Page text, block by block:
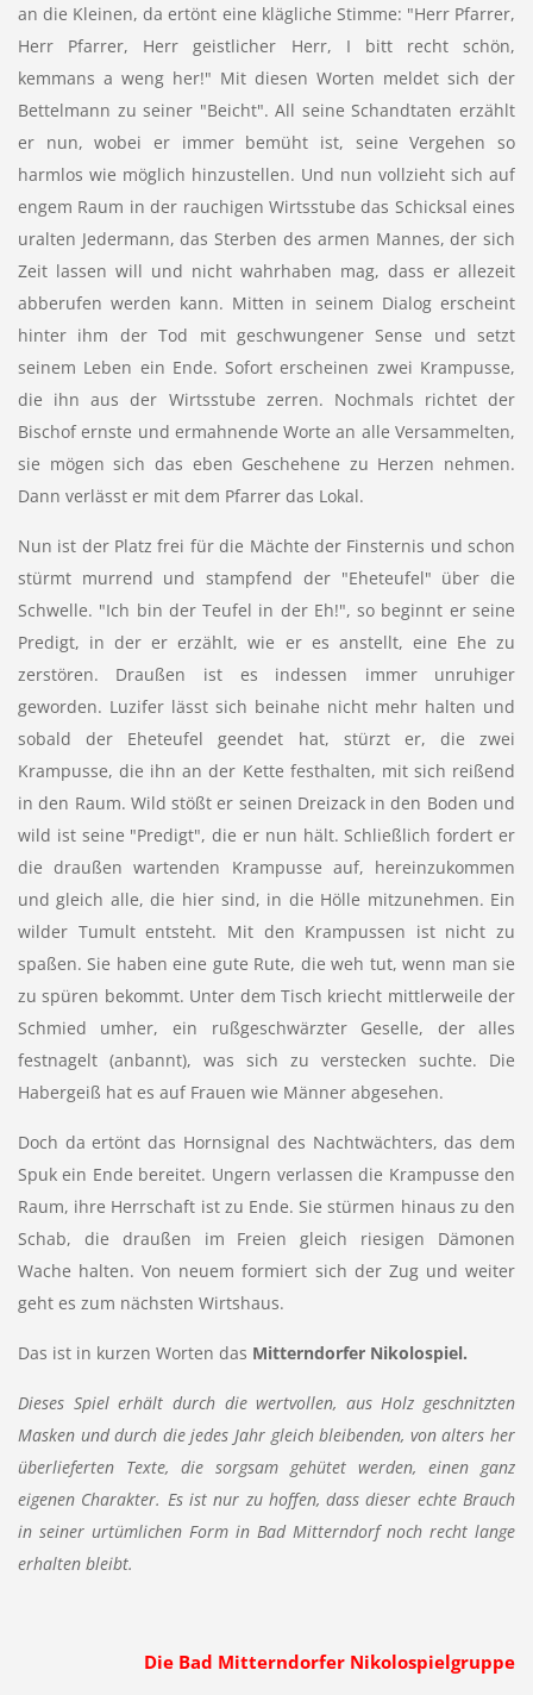
an die Kleinen, da ertönt eine klägliche Stimme: "Herr Pfarrer,
Herr Pfarrer, Herr geistlicher Herr, I bitt recht schön,
kemmans a weng her!" Mit diesen Worten meldet sich der
Bettelmann zu seiner "Beicht". All seine Schandtaten erzählt
er nun, wobei er immer bemüht ist, seine Vergehen so
harmlos wie möglich hinzustellen. Und nun vollzieht sich auf
engem Raum in der rauchigen Wirtsstube das Schicksal eines
uralten Jedermann, das Sterben des armen Mannes, der sich
Zeit lassen will und nicht wahrhaben mag, dass er allezeit
abberufen werden kann. Mitten in seinem Dialog erscheint
hinter ihm der Tod mit geschwungener Sense und setzt
seinem Leben ein Ende. Sofort erscheinen zwei Krampusse,
die ihn aus der Wirtsstube zerren. Nochmals richtet der
Bischof ernste und ermahnende Worte an alle Versammelten,
sie mögen sich das eben Geschehene zu Herzen nehmen.
Dann verlässt er mit dem Pfarrer das Lokal.
Nun ist der Platz frei für die Mächte der Finsternis und schon
stürmt murrend und stampfend der "Eheteufel" über die
Schwelle. "Ich bin der Teufel in der Eh!", so beginnt er seine
Predigt, in der er erzählt, wie er es anstellt, eine Ehe zu
zerstören. Draußen ist es indessen immer unruhiger
geworden. Luzifer lässt sich beinahe nicht mehr halten und
sobald der Eheteufel geendet hat, stürzt er, die zwei
Krampusse, die ihn an der Kette festhalten, mit sich reißend
in den Raum. Wild stößt er seinen Dreizack in den Boden und
wild ist seine "Predigt", die er nun hält. Schließlich fordert er
die draußen wartenden Krampusse auf, hereinzukommen
und gleich alle, die hier sind, in die Hölle mitzunehmen. Ein
wilder Tumult entsteht. Mit den Krampussen ist nicht zu
spaßen. Sie haben eine gute Rute, die weh tut, wenn man sie
zu spüren bekommt. Unter dem Tisch kriecht mittlerweile der
Schmied umher, ein rußgeschwärzter Geselle, der alles
festnagelt (anbannt), was sich zu verstecken suchte. Die
Habergeiß hat es auf Frauen wie Männer abgesehen.
Doch da ertönt das Hornsignal des Nachtwächters, das dem
Spuk ein Ende bereitet. Ungern verlassen die Krampusse den
Raum, ihre Herrschaft ist zu Ende. Sie stürmen hinaus zu den
Schab, die draußen im Freien gleich riesigen Dämonen
Wache halten. Von neuem formiert sich der Zug und weiter
geht es zum nächsten Wirtshaus.
Das ist in kurzen Worten das Mitterndorfer Nikolospiel.
Dieses Spiel erhält durch die wertvollen, aus Holz geschnitzten
Masken und durch die jedes Jahr gleich bleibenden, von alters her
überlieferten Texte, die sorgsam gehütet werden, einen ganz
eigenen Charakter. Es ist nur zu hoffen, dass dieser echte Brauch
in seiner urtümlichen Form in Bad Mitterndorf noch recht lange
erhalten bleibt.
Die Bad Mitterndorfer Nikolospielgruppe